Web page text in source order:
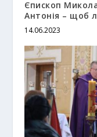
Єпископ
Антонія – щоб
14.06.2023